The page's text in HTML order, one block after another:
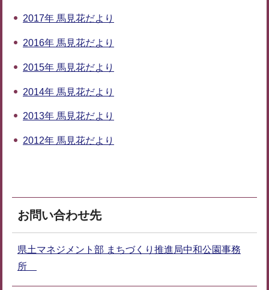
2017年 馬見花だより
2016年 馬見花だより
2015年 馬見花だより
2014年 馬見花だより
2013年 馬見花だより
2012年 馬見花だより
お問い合わせ先
県土マネジメント部 まちづくり推進局中和公園事務
所